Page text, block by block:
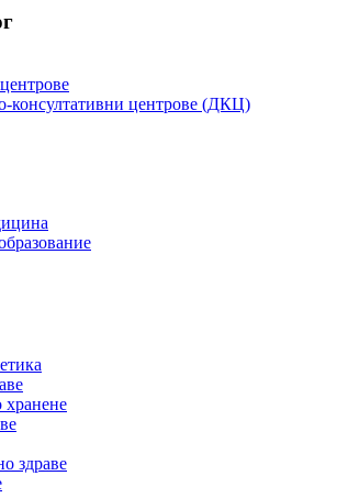
консултативни центрове (ДКЦ)
хранене
здраве